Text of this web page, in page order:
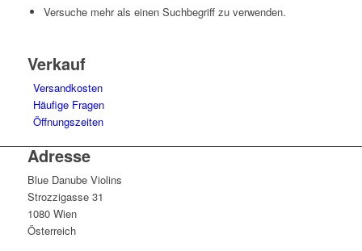
Versuche mehr als einen Suchbegriff zu verwenden.
Verkauf
Versandkosten
Häufige Fragen
Öffnungszeiten
Adresse
Blue Danube Violins
Strozzigasse 31
1080 Wien
Österreich